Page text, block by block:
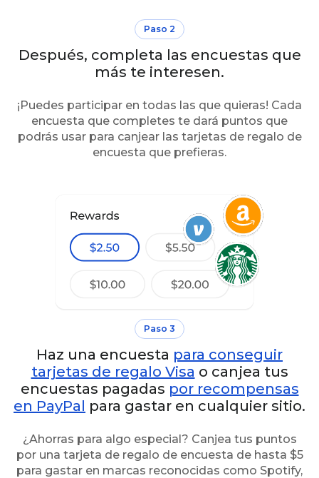
Paso 2
Después, completa las encuestas que
más te interesen.
¡Puedes participar en todas las que quieras! Cada
encuesta que completes te dará puntos que
podrás usar para canjear las tarjetas de regalo de
encuesta que prefieras.
Paso 3
Haz una encuesta para conseguir
tarjetas de regalo Visa o canjea tus
encuestas pagadas por recompensas
en PayPal para gastar en cualquier sitio.
¿Ahorras para algo especial? Canjea tus puntos
por una tarjeta de regalo de encuesta de hasta $5
para gastar en marcas reconocidas como Spotify,